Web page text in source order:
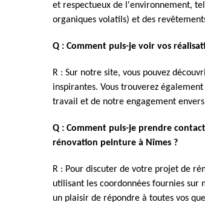
et respectueux de l'environnement,
organiques volatils) et des
Q : Comment puis-je voir vos
R : Sur notre site, vous pouvez
inspirantes. Vous trouverez
travail et de notre engagement
Q : Comment puis-je prendre
rénovation peinture à Nîmes ?
R : Pour discuter de votre projet de
utilisant les coordonnées fournies sur
un plaisir de répondre à toutes vos